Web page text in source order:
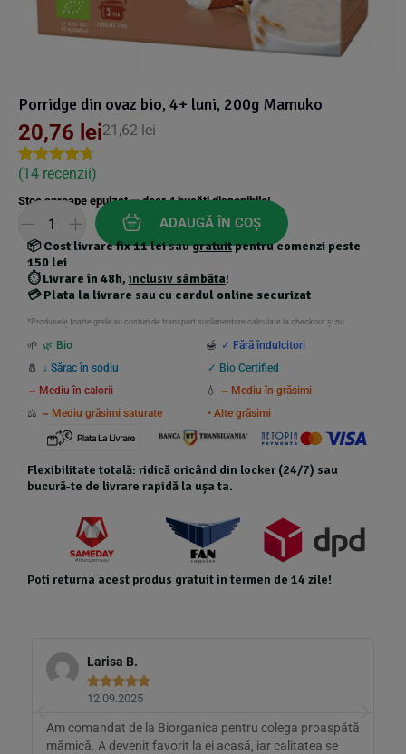
👶 Îngrijire Bebe & Copii ›
🧴 Îngrijire Personală ›
🐕 Animale de Companie
🏠 Casa & Lifestyle › (340)
Super Alimente
Suplimente Vegetale
Porridge din ovaz bio, 4+ luni, 200g Mamuko
21,62lei
20,76 lei
Rated4.62
based on
13
customer
ratings
(14 recenzii)
Stoc aproape epuizat — doar4bucăți disponibile!
ADAUGĂ ÎN COȘ
📦Cost livrare fix 11 leisaugratuitpentru comenzi peste
150 lei
⏱️Livrare în 48h, inclusiv sâmbăta!
💳Plata la livrare sau cu cardul online securizat
*Produsele foarte grele au costuri de transport suplimentare calculate la checkout și nu
🌱 🌿 Bio 🍯 ✓ Fără îndulcitori
🧂
↓ Sărac în sodiu
✓ Bio Certified
~ Mediu în calorii
💧 ~ Mediu în grăsimi
⚖️ ~ Mediu grăsimi saturate • Alte grăsimi
Flexibilitate totală: ridică oricând din locker (24/7) sau
bucură-te de livrare rapidă la ușa ta.
Poti returna acest produs gratuit in termen de 14 zile!
Larisa B.

12.09.2025
Am comandat de la Biorganica pentru colega proaspătă
mămică. A devenit favorit la ei acasă, iar calitatea se